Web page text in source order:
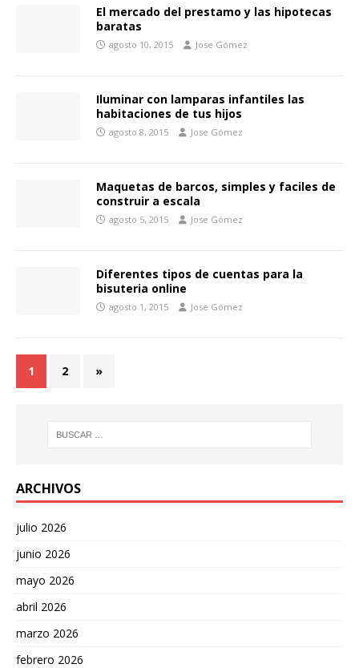
El mercado del prestamo y las hipotecas
baratas
agosto 10, 2015 Jose Gómez
Iluminar con lamparas infantiles las
habitaciones de tus hijos
agosto 8, 2015 Jose Gómez
Maquetas de barcos, simples y faciles de
construir a escala
agosto 5, 2015 Jose Gómez
Diferentes tipos de cuentas para la
bisuteria online
agosto 1, 2015 Jose Gómez
1 2 »
ARCHIVOS
julio 2026
junio 2026
mayo 2026
abril 2026
marzo 2026
febrero 2026